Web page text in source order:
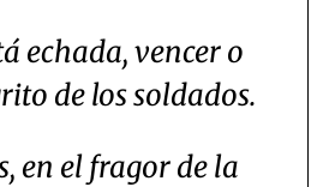
echada, vencer o
de los soldados.
en el fragor de la